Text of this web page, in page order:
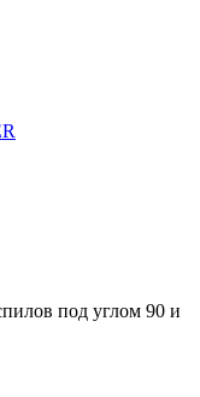
под углом 90 и